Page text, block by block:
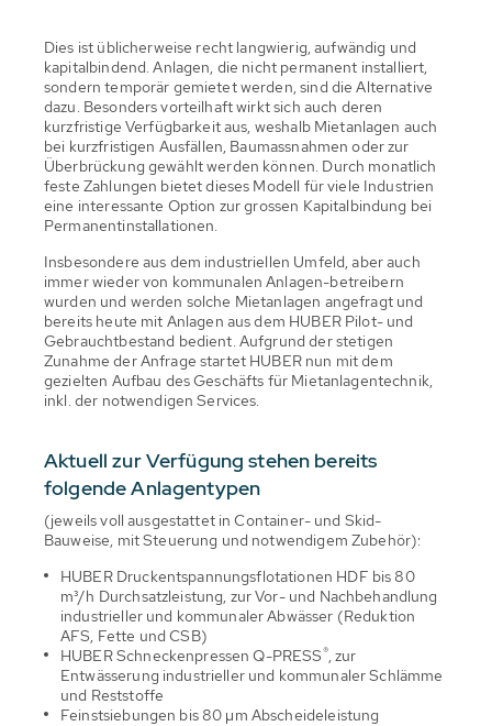
Dies ist üblicherweise recht langwierig, aufwändig und
kapitalbindend. Anlagen, die nicht permanent installiert,
sondern temporär gemietet werden, sind die Alternative
dazu. Besonders vorteilhaft wirkt sich auch deren
kurzfristige Verfügbarkeit aus, weshalb Mietanlagen auch
bei kurzfristigen Ausfällen, Baumassnahmen oder zur
Überbrückung gewählt werden können. Durch monatlich
feste Zahlungen bietet dieses Modell für viele Industrien
eine interessante Option zur grossen Kapitalbindung bei
Permanentinstallationen.
Insbesondere aus dem industriellen Umfeld, aber auch
immer wieder von kommunalen Anlagen-betreibern
wurden und werden solche Mietanlagen angefragt und
bereits heute mit Anlagen aus dem HUBER Pilot- und
Gebrauchtbestand bedient. Aufgrund der stetigen
Zunahme der Anfrage startet HUBER nun mit dem
gezielten Aufbau des Geschäfts für Mietanlagentechnik,
inkl. der notwendigen Services.
Aktuell zur Verfügung stehen bereits
folgende Anlagentypen
(jeweils voll ausgestattet in Container- und Skid-
Bauweise, mit Steuerung und notwendigem Zubehör):
HUBER Druckentspannungsflotationen HDF bis 80
m³/h Durchsatzleistung, zur Vor- und Nachbehandlung
industrieller und kommunaler Abwässer (Reduktion
AFS, Fette und CSB)
HUBER Schneckenpressen Q-PRESS®, zur
Entwässerung industrieller und kommunaler Schlämme
und Reststoffe
Feinstsiebungen bis 80 µm Abscheideleistung